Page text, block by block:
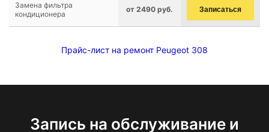
Замена фильтра
кондиционера
от 2490 руб. Записаться
Прайс-лист на ремонт Peugeot 308
Запись на обслуживание и